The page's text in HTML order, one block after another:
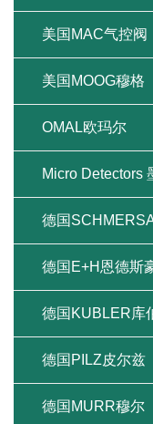
美国MAC气控阀
美国MOOG穆格
OMAL欧玛尔
Micro Detectors
德国
德国E+H恩德斯
德国KUBLER库
德国PILZ皮尔兹
德国MURR穆尔